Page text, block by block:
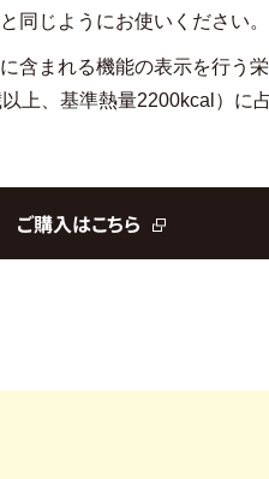
同じようにお使いください。
含まれる機能の表示を行う
上、基準熱量2200kcal）に
ご購入はこちら